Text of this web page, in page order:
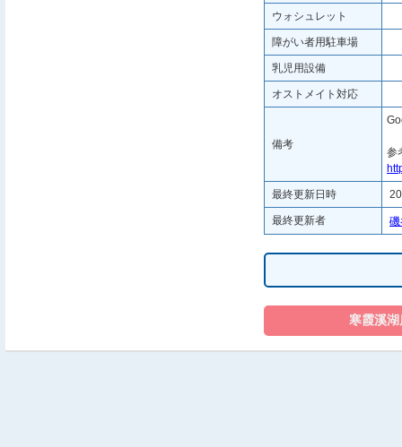
ウォシュレット
障がい者用駐車場
乳児用設備
オストメイト対応
備考
参
最終更新日時
最終更新者